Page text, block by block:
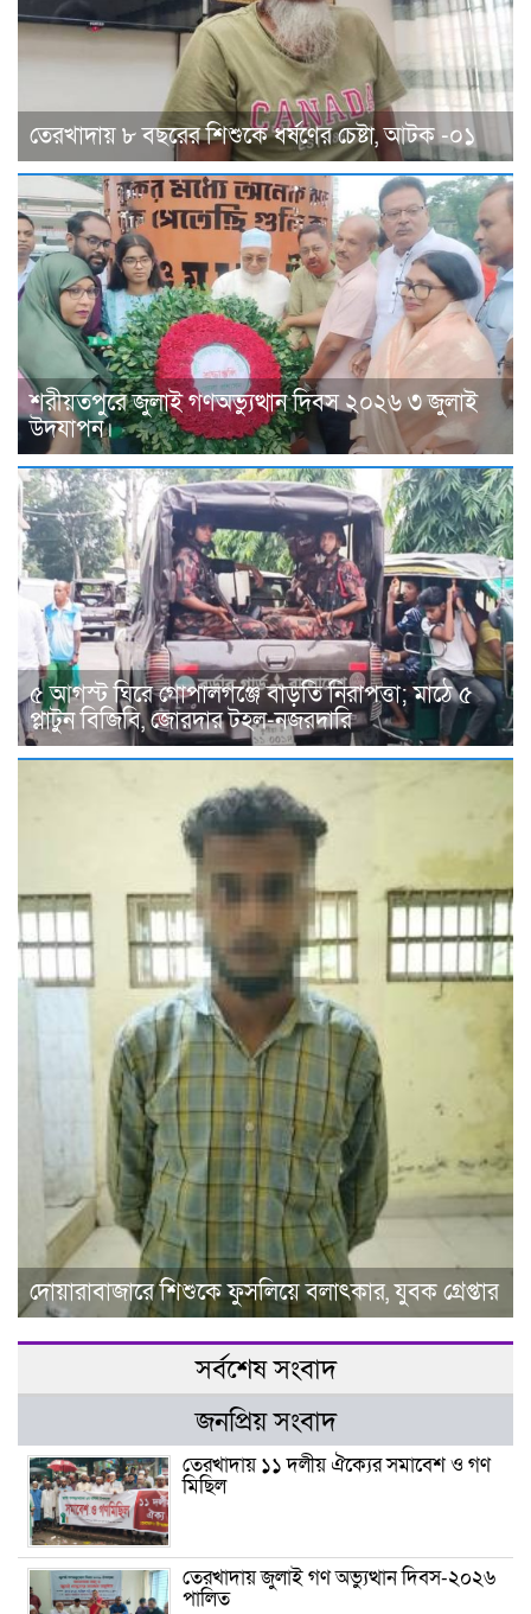
তেরখাদায় ৮ বছরের শিশুকে ধর্ষণের চেষ্টা, আটক -০১
শরীয়তপুরে জুলাই গণঅভ্যুত্থান দিবস ২০২৬ ৩ জুলাই
উদযাপন।
৫ আগস্ট ঘিরে গোপালগঞ্জে বাড়তি নিরাপত্তা; মাঠে ৫
প্লাটুন বিজিবি, জোরদার টহল-নজরদারি
দোয়ারাবাজারে শিশুকে ফুসলিয়ে বলাৎকার, যুবক গ্রেপ্তার
সর্বশেষ সংবাদ
জনপ্রিয় সংবাদ
তেরখাদায় ১১ দলীয় ঐক্যের সমাবেশ ও গণ
মিছিল
তেরখাদায় জুলাই গণ অভ্যুত্থান দিবস-২০২৬
পালিত